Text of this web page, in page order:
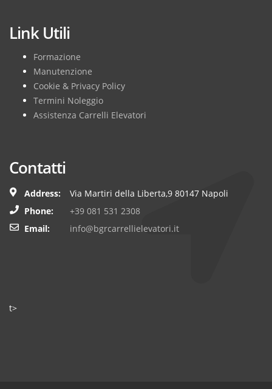
Link Utili
Formazione
Manutenzione
Cookie & Privacy Policy
Termini Noleggio
Assistenza Carrelli Elevatori
Contatti
Address:
Via Martiri della Liberta,9 80147 Napoli
Phone:
+39 081 531 2308
Email:
info@bgrcarrellielevatori.it
t>